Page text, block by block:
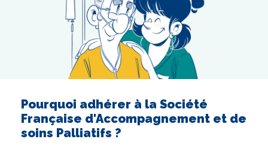
Pourquoi adhérer à la Société
Française d'Accompagnement et de
soins Palliatifs ?